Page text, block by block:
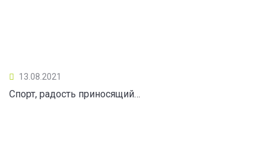
13.08.2021
Спорт, радость приносящий…